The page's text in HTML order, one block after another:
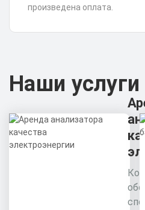
произведена оплата.
Наши услуги